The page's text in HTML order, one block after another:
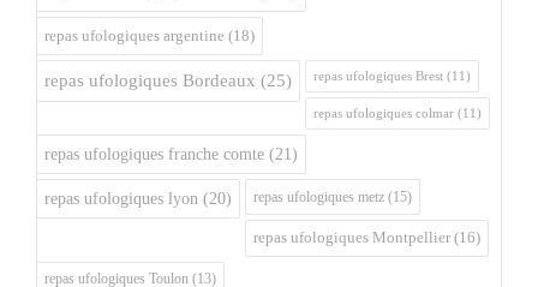
repas ufologiques argentine (18)
repas ufologiques Bordeaux (25) repas ufologiques Brest (11)
repas ufologiques colmar (11)
repas ufologiques franche comte (21)
repas ufologiques lyon (20) repas ufologiques metz (15)
repas ufologiques Montpellier (16)
repas ufologiques Toulon (13)